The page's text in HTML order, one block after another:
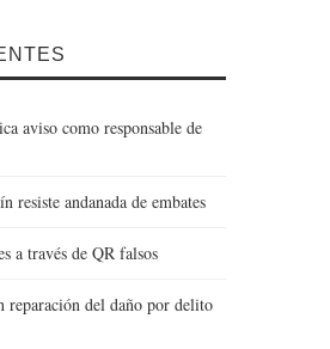
aviso como responsable de
resiste andanada de embates
a través de QR falsos
reparación del daño por delito